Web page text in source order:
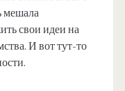
мешала
свои идеи на
И вот тут-то